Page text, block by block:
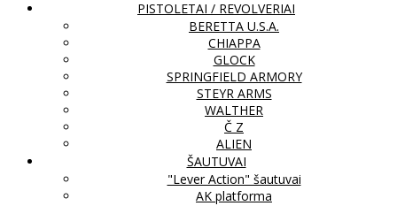
PISTOLETAI / REVOLVERIAI
BERETTA U.S.A.
CHIAPPA
GLOCK
SPRINGFIELD ARMORY
STEYR ARMS
WALTHER
Č Z
ALIEN
ŠAUTUVAI
"Lever Action" šautuvai
AK platforma